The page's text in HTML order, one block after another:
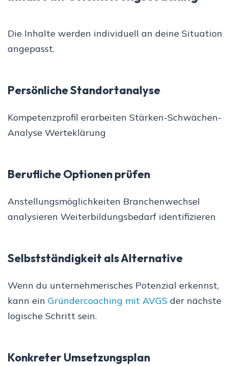
Die Inhalte werden individuell an deine Situation
angepasst.
Persönliche Standortanalyse
Kompetenzprofil erarbeiten Stärken-Schwächen-
Analyse Werteklärung
Berufliche Optionen prüfen
Anstellungsmöglichkeiten Branchenwechsel
analysieren Weiterbildungsbedarf identifizieren
Selbstständigkeit als Alternative
Wenn du unternehmerisches Potenzial erkennst,
kann ein Gründercoaching mit AVGS der nächste
logische Schritt sein.
Konkreter Umsetzungsplan